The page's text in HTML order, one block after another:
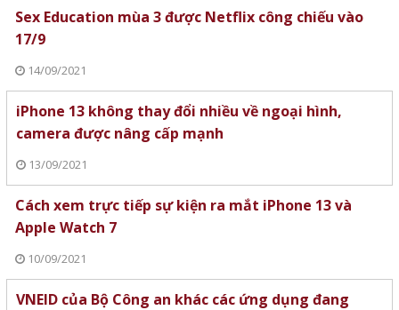
Sex Education mùa 3 được Netflix công chiếu vào
17/9
14/09/2021
iPhone 13 không thay đổi nhiều về ngoại hình,
camera được nâng cấp mạnh
13/09/2021
Cách xem trực tiếp sự kiện ra mắt iPhone 13 và
Apple Watch 7
10/09/2021
VNEID của Bộ Công an khác các ứng dụng đang